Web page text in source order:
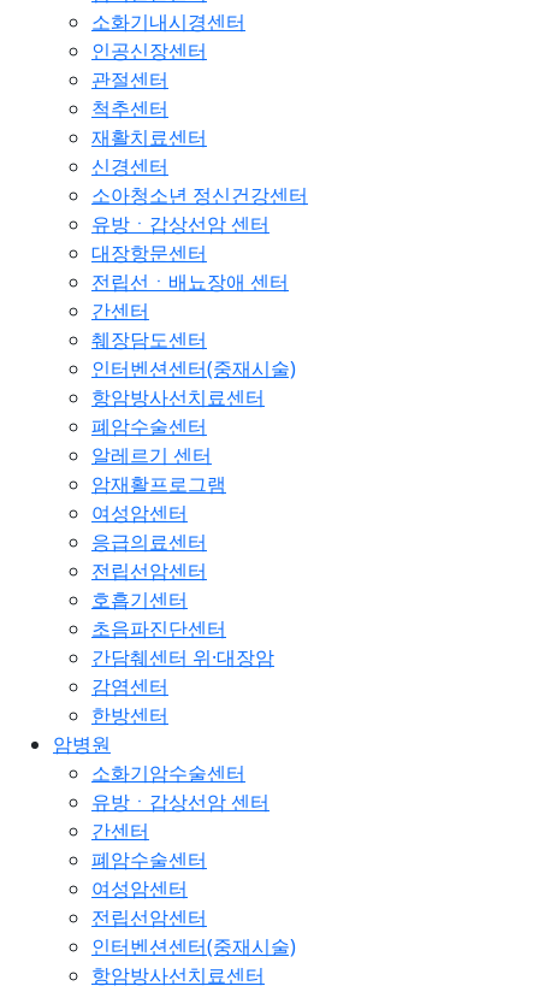
소화기내시경센터
인공신장센터
관절센터
척추센터
재활치료센터
신경센터
소아청소년 정신건강센터
유방ㆍ갑상선암 센터
대장항문센터
전립선ㆍ배뇨장애 센터
간센터
췌장담도센터
인터벤션센터(중재시술)
항암방사선치료센터
폐암수술센터
알레르기 센터
암재활프로그램
여성암센터
응급의료센터
전립선암센터
호흡기센터
초음파진단센터
간담췌센터 위·대장암
감염센터
한방센터
암병원
소화기암수술센터
유방ㆍ갑상선암 센터
간센터
폐암수술센터
여성암센터
전립선암센터
인터벤션센터(중재시술)
항암방사선치료센터